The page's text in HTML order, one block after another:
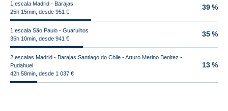
1 escala Madrid - Barajas
25h 15min, desde 951 €
39 %
1 escala São Paulo - Guarulhos
35h 10min, desde 941 €
35 %
2 escalas Madrid - Barajas Santiago do Chile - Arturo Merino Benitez -
Pudahuel
42h 58min, desde 1 037 €
13 %